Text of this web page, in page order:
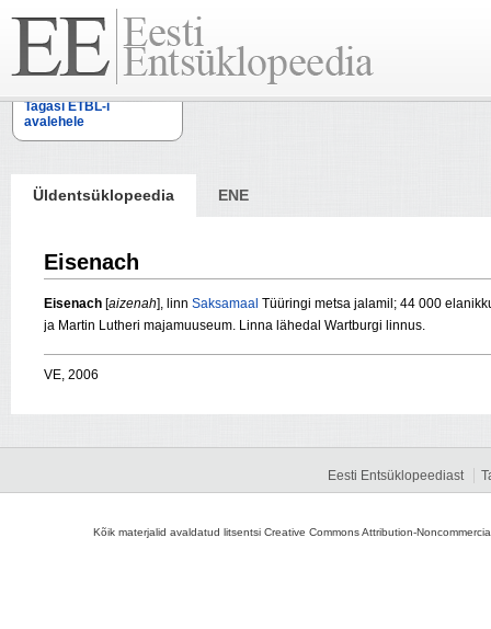
Tagasi ETBL-i
avalehele
Üldentsüklopeedia ENE
Eisenach
Eisenach [aizenah], linn Saksamaal Tüüringi metsa jalamil; 44 000
ja Martin Lutheri majamuuseum. Linna lähedal Wartburgi linnus.
VE, 2006
Eesti Entsüklopeediast
Kõik materjalid avaldatud litsentsi Creative Commons Attribution-